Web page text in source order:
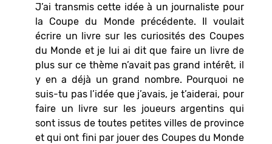
J’ai transmis cette idée à un journaliste pour
la Coupe du Monde précédente. Il voulait
écrire un livre sur les curiosités des Coupes
du Monde et je lui ai dit que faire un livre de
plus sur ce thème n’avait pas grand intérêt, il
y en a déjà un grand nombre. Pourquoi ne
suis-tu pas l’idée que j’avais, je t’aiderai, pour
faire un livre sur les joueurs argentins qui
sont issus de toutes petites villes de province
et qui ont fini par jouer des Coupes du Monde